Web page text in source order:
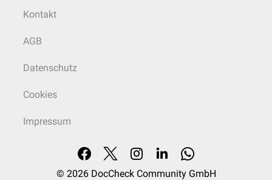
Kontakt
AGB
Datenschutz
Cookies
Impressum
© 2026 DocCheck Community GmbH